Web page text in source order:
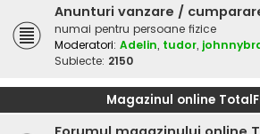
Anunturi vanzare /
numai pentru persoane fizice
Moderatori: Adelin, tudor,
Subiecte: 2150
Magazinul online